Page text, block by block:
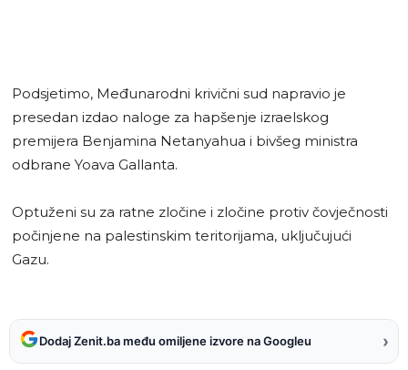
Podsjetimo, Međunarodni krivični sud napravio je
presedan izdao naloge za hapšenje izraelskog
premijera Benjamina Netanyahua i bivšeg ministra
odbrane Yoava Gallanta.
Optuženi su za ratne zločine i zločine protiv čovječnosti
počinjene na palestinskim teritorijama, uključujući
Gazu.
Dodaj Zenit.ba među omiljene izvore na Googleu ›